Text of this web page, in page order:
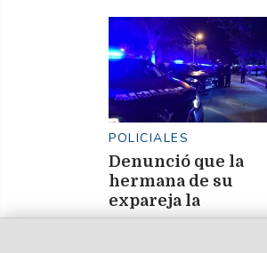
POLICIALES
Denunció que la
hermana de su
expareja la
amenazó y la